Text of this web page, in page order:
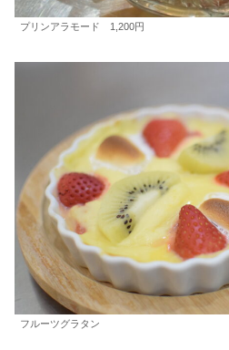
プリンアラモード 1,200円
フルーツグラタン